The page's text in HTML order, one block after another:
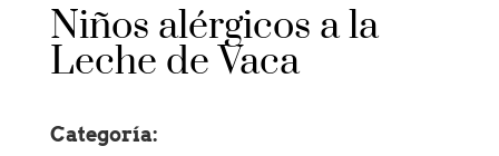
Niños alérgicos a la
Leche de Vaca
Categoría: